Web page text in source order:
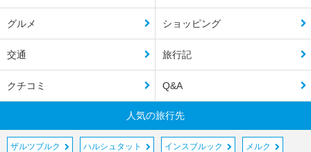
グルメ ショッピング
交通 旅行記
クチコミ Q&A
人気の旅行先
ザルツブルク ハルシュタット インスブルック メルク